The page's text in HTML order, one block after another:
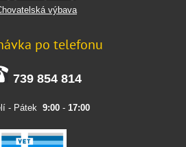
výbava
po telefonu
739 854 814
- Pátek 9:00- 17:00